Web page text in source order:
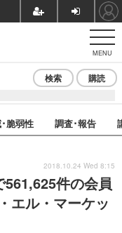
MENU
検索 購読
脆弱性 調査･報告
件の会員
エル・マーケッ
2018.10.24 Wed 8:15